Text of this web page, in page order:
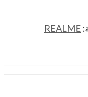
REALME